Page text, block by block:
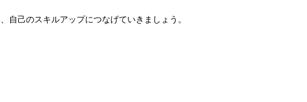
自己のスキルアップにつなげていきましょう。